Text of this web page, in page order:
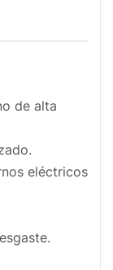
de alta
eléctricos